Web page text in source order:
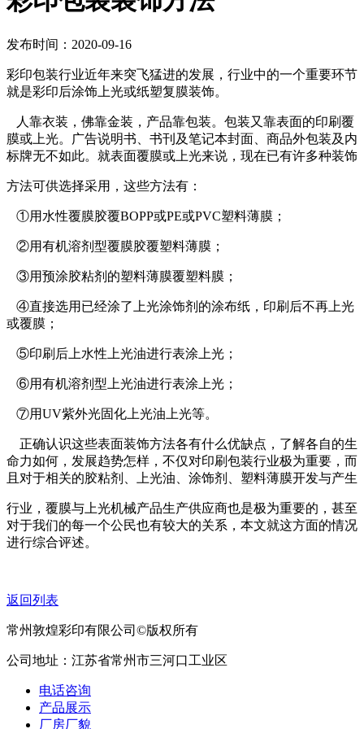
发布时间：2020-09-16
彩印包装行业近年来突飞猛进的发展，行业中的一个重要环节
就是彩印后涂饰上光或纸塑复膜装饰。
人靠衣装，佛靠金装，产品靠包装。包装又靠表面的印刷覆
膜或上光。广告说明书、书刊及笔记本封面、商品外包装及内
标牌无不如此。就表面覆膜或上光来说，现在已有许多种装饰
方法可供选择采用，这些方法有：
①用水性覆膜胶覆BOPP或PE或PVC塑料薄膜；
②用有机溶剂型覆膜胶覆塑料薄膜；
③用预涂胶粘剂的塑料薄膜覆塑料膜；
④直接选用已经涂了上光涂饰剂的涂布纸，印刷后不再上光
或覆膜；
⑤印刷后上水性上光油进行表涂上光；
⑥用有机溶剂型上光油进行表涂上光；
⑦用UV紫外光固化上光油上光等。
正确认识这些表面装饰方法各有什么优缺点，了解各自的生
命力如何，发展趋势怎样，不仅对印刷包装行业极为重要，而
且对于相关的胶粘剂、上光油、涂饰剂、塑料薄膜开发与产生
行业，覆膜与上光机械产品生产供应商也是极为重要的，甚至
对于我们的每一个公民也有较大的关系，本文就这方面的情况
进行综合评述。
返回列表
常州敦煌彩印有限公司©版权所有
公司地址：江苏省常州市三河口工业区
电话咨询
产品展示
厂房厂貌